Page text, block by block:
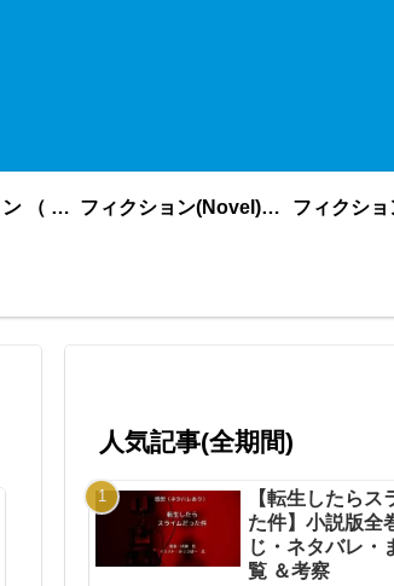
ノンフィクション （ nonfiction ） あいうえお順 フィクション(Novel)更新順
人気記事(全期間)
【転生したらス
た件】小説版全
じ・ネタバレ
覧 ＆考察